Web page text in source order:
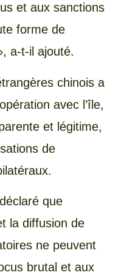
et aux sanctions
forme de
a-t-il ajouté.
chinois a
avec l’île,
et légitime,
de
que
la diffusion de
ne peuvent
brutal et aux